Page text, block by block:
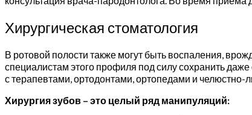
Хирургическая стоматология
В ротовой полости также могут быть воспаления,
специалистам этого профиля под силу сохранить
с терапевтами, ортодонтами, ортопедами и челюстно-
Хирургия зубов – это целый ряд манипуляций: